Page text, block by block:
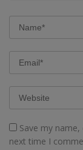
Save my
next time I